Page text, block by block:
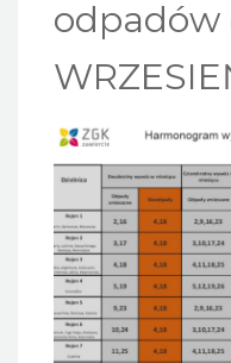
odpadów